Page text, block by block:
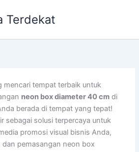
Terdekat
mencari tempat terbaik untuk
neon box diameter 40 cm di
berada di tempat yang tepat!
sebagai solusi terpercaya untuk
promosi visual bisnis Anda,
pemasangan neon box